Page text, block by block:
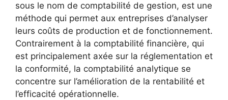
sous le nom de comptabilité de gestion, est une
méthode qui permet aux entreprises d’analyser
leurs coûts de production et de fonctionnement.
Contrairement à la comptabilité financière, qui
est principalement axée sur la réglementation et
la conformité, la comptabilité analytique se
concentre sur l’amélioration de la rentabilité et
l’efficacité opérationnelle.